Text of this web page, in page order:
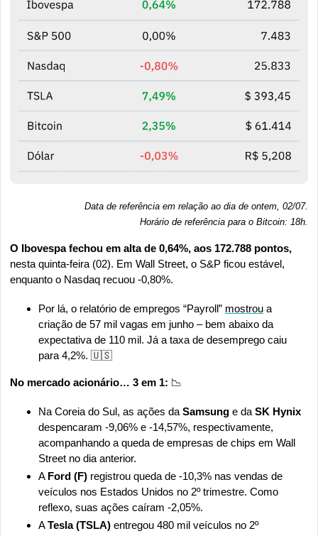
Data de referência em relação ao dia de ontem, 02/07.
Horário de referência para o Bitcoin: 18h.
nesta quinta-feira (02). Em Wall Street, o S&P ficou estável,
enquanto o Nasdaq recuou -0,80%.
Por lá, o relatório de empregos “Payroll” mostrou a
criação de 57 mil vagas em junho – bem abaixo da
expectativa de 110 mil. Já a taxa de desemprego caiu
para 4,2%. 🇺🇸
No mercado acionário… 3 em 1: 📉
Na Coreia do Sul, as ações da Samsung e da SK Hynix
despencaram -9,06% e -14,57%, respectivamente,
acompanhando a queda de empresas de chips em Wall
Street no dia anterior.
A Ford (F) registrou queda de -10,3% nas vendas de
veículos nos Estados Unidos no 2º trimestre. Como
reflexo, suas ações caíram -2,05%.
A Tesla (TSLA) entregou 480 mil veículos no 2º